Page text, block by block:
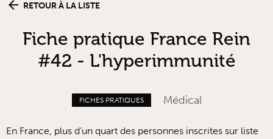
RETOUR À LA LISTE
Fiche pratique France Rein
#42 - L'hyperimmunité
FICHES PRATIQUES Médical
En France, plus d’un quart des personnes inscrites sur liste